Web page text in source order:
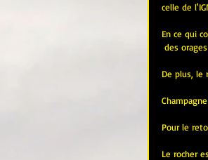
celle de
En ce qui
des
De plus, le
Pour le
Le rocher